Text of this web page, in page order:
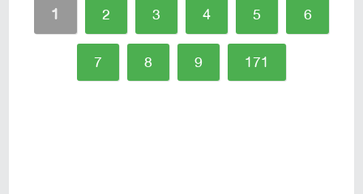
1 2 3 4 5
6
7
8 9 171